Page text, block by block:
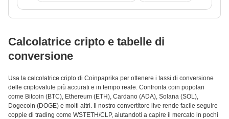
Calcolatrice cripto e tabelle di
conversione
Usa la calcolatrice cripto di Coinpaprika per ottenere i tassi di conversione
delle criptovalute più accurati e in tempo reale. Confronta coin popolari
come Bitcoin (BTC), Ethereum (ETH), Cardano (ADA), Solana (SOL),
Dogecoin (DOGE) e molti altri. Il nostro convertitore live rende facile seguire
coppie di trading come WSTETH/CLP, aiutandoti a capire il mercato in pochi